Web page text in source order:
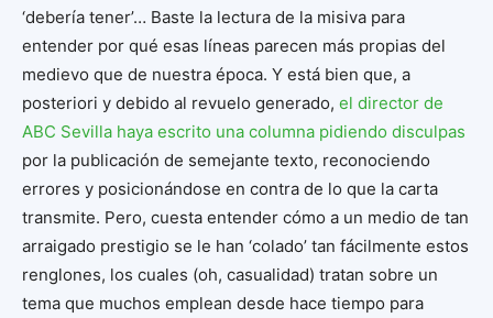
‘debería tener’… Baste la lectura de la misiva para
entender por qué esas líneas parecen más propias del
medievo que de nuestra época. Y está bien que, a
posteriori y debido al revuelo generado, el director de
ABC Sevilla haya escrito una columna pidiendo disculpas
por la publicación de semejante texto, reconociendo
errores y posicionándose en contra de lo que la carta
transmite. Pero, cuesta entender cómo a un medio de tan
arraigado prestigio se le han ‘colado’ tan fácilmente estos
renglones, los cuales (oh, casualidad) tratan sobre un
tema que muchos emplean desde hace tiempo para